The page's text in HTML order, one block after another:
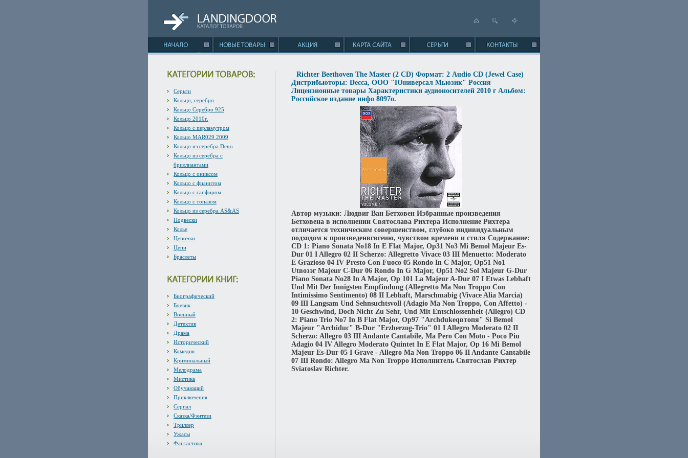
Серьги
Кольцо, серебро
Кольцо Серебро 925
Кольцо 2010г.
Кольцо с перламутром
Кольцо MAR029 2009
Кольцо из серебра Deno
Кольцо из серебра с
бриллиантами
Кольцо с ониксом
Кольцо с фианитом
Кольцо с сапфиром
Кольцо с топазом
Кольцо из серебра AS&AS
Подвески
Колье
Цепочки
Цепи
Браслеты
Биографический
Боевик
Военный
Детектив
Драма
Исторический
Комедия
Криминальный
Мелодрама
Мистика
Обучающий
Приключения
Сериал
Сказка/Фэнтези
Триллер
Ужасы
Фантастика
Richter Beethoven The Master (2 CD) Формат: 2 Audio CD (Jewel Case)
Дистрибьюторы: Decca, ООО "Юниверсал Мьюзик" Россия
Лицензионные товары Характеристики аудионосителей 2010 г Альбом:
Российское издание инфо 8097o.
Автор музыки: Людвиг Ван Бетховен Избранные произведения
Бетховена в исполнении Святослава Рихтера Исполнение Рихтера
отличается техническим совершенством, глубоко индивидуальным
подходом к произведенвгвгеию, чувством времени и стиля Содержание:
CD 1: Piano Sonata No18 In E Flat Major, Op31 No3 Mi Bemol Majeur Es-
Dur 01 I Allegro 02 II Scherzo: Allegretto Vivace 03 III Menuetto: Moderato
E Grazioso 04 IV Presto Con Fuoco 05 Rondo In С Major, Op51 No1
Utвозэг Majeur C-Dur 06 Rondo In G Major, Op51 No2 Sol Majeur G-Dur
Piano Sonata No28 In A Major, Op 101 La Majeur A-Dur 07 I Etwas Lebhaft
Und Mit Der Innigsten Empfindung (Allegretto Ma Non Troppo Con
Intimissimo Sentimento) 08 II Lebhaft, Marschmabig (Vivace Alia Marcia)
09 III Langsam Und Sehnsuchtsvoll (Adagio Ma Non Troppo, Con Affetto) -
10 Geschwind, Doch Nicht Zu Sehr, Und Mit Entschlossenheit (Allegro) CD
2: Piano Trio No7 In В Flat Major, Op97 "Archdukeqвтопя" Si Bemol
Majeur "Archiduc" B-Dur "Erzherzog-Trio" 01 I Allegro Moderato 02 II
Scherzo: Allegro 03 III Andante Cantabile, Ma Pero Con Moto - Poco Piu
Adagio 04 IV Allegro Moderato Quintet In E Flat Major, Op 16 Mi Bemol
Majeur Es-Dur 05 I Grave - Allegro Ma Non Troppo 06 II Andante Cantabile
07 III Rondo: Allegro Ma Non Troppo Исполнитель Святослав Рихтер
Sviatoslav Richter.